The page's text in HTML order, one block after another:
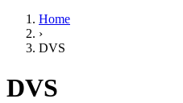
Home
›
DVS
DVS